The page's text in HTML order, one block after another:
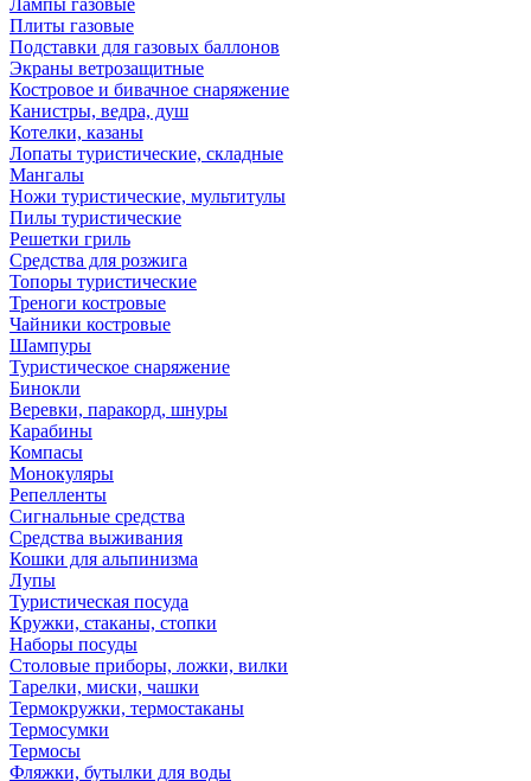
Лампы газовые
Плиты газовые
Подставки для газовых баллонов
Экраны ветрозащитные
Костровое и бивачное снаряжение
Канистры, ведра, душ
Котелки, казаны
Лопаты туристические, складные
Мангалы
Ножи туристические, мультитулы
Пилы туристические
Решетки гриль
Средства для розжига
Топоры туристические
Треноги костровые
Чайники костровые
Шампуры
Туристическое снаряжение
Бинокли
Веревки, паракорд, шнуры
Карабины
Компасы
Монокуляры
Репелленты
Сигнальные средства
Средства выживания
Кошки для альпинизма
Лупы
Туристическая посуда
Кружки, стаканы, стопки
Наборы посуды
Столовые приборы, ложки, вилки
Тарелки, миски, чашки
Термокружки, термостаканы
Термосумки
Термосы
Фляжки, бутылки для воды